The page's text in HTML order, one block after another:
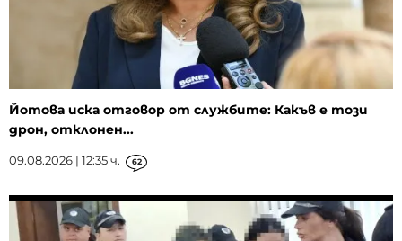
Йотова иска отговор от службите: Какъв е този
дрон, отклонен...
09.08.2026 | 12:35 ч. 62